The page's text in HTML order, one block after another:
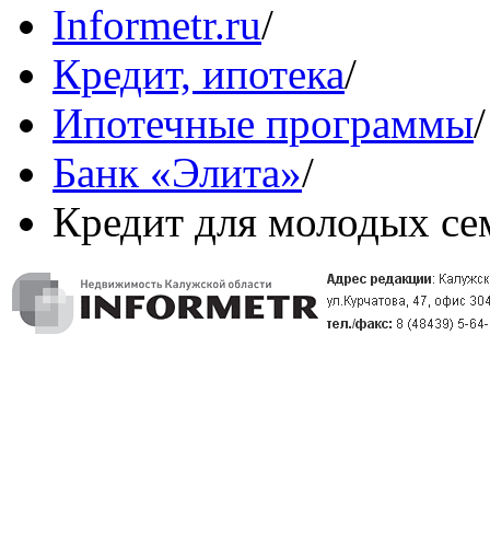
Informetr.ru/
Кредит, ипотека/
Ипотечные программы/
Банк «Элита»/
Кредит для молодых